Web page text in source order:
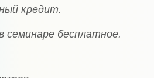
кредит.
семинаре бесплатное.